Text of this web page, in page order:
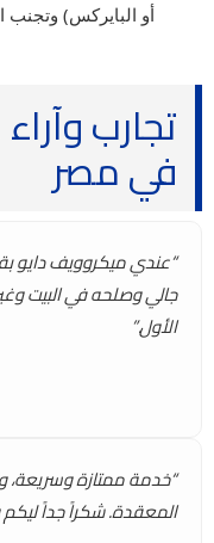
أو البايركس) وتجنب
تجارب
في مصر
جالي وصلحه في البيت
الأول.”
“خدمة ممتازة
المعقدة. شكراً جداً ليكم